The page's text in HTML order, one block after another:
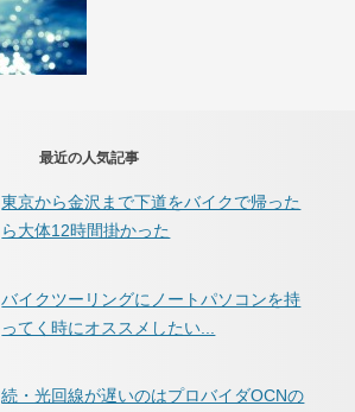
最近の人気記事
東京から金沢まで下道をバイクで帰った
ら大体12時間掛かった
バイクツーリングにノートパソコンを持
ってく時にオススメしたい...
続・光回線が遅いのはプロバイダOCNの